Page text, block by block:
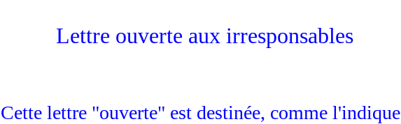
Lettre ouverte aux irresponsables
Cette lettre "ouverte" est destinée, comme l'indique